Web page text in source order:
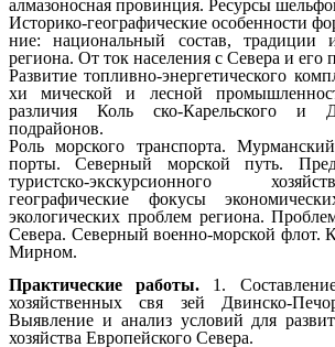
алмазоносная провинция. Ресурсы
Историко-географические особенности
ние: национальный состав, традиции
региона. От ток населения с Севера и его
Развитие топливно-энергетического
хи мической и лесной
различия Коль ско-Карельского и
подрайонов.
Роль морского транспорта.
порты. Северный морской путь.
туристско-экскурсионного
географические фокусы
экологических проблем региона.
Севера. Северный военно-морской флот.
Мирном.
Практические работы. 1.
хозяйственных свя зей Двинско-
Выявление и анализ условий для
хозяйства Европейского Севера.